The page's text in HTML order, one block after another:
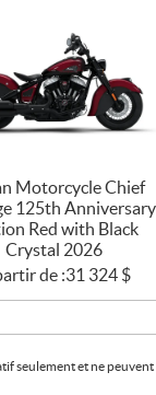
Motorcycle Chief
125th Anniversary
Red with Black
Crystal 2026
de :31 324 $
seulement et ne